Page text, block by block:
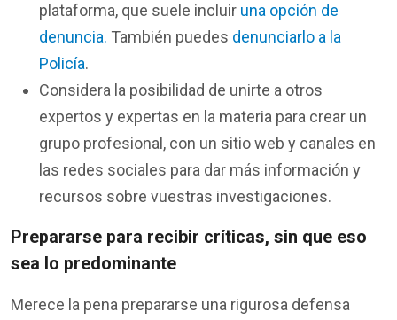
plataforma, que suele incluir una opción de
denuncia. También puedes denunciarlo a la
Policía.
Considera la posibilidad de unirte a otros
expertos y expertas en la materia para crear un
grupo profesional, con un sitio web y canales en
las redes sociales para dar más información y
recursos sobre vuestras investigaciones.
Prepararse para recibir críticas, sin que eso
sea lo predominante
Merece la pena prepararse una rigurosa defensa